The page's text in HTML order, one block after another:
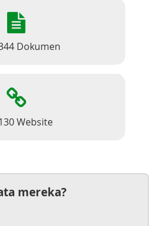
Dokumen
Website
mereka?